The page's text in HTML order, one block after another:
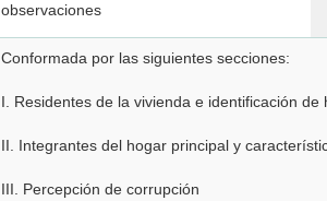
observaciones
Conformada por las siguientes secciones:
I. Residentes de la vivienda e identificación de
II. Integrantes del hogar principal y
III. Percepción de corrupción